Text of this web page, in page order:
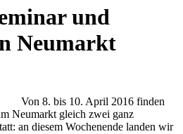
und
Neumarkt
Von 8. bis 10. April 2016 finden
Neumarkt gleich zwei ganz
an diesem Wochenende landen wir